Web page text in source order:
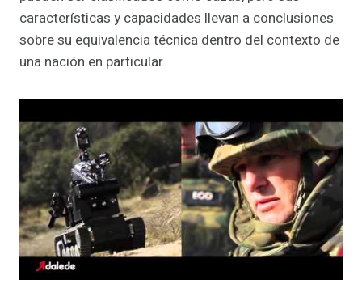
características y capacidades llevan a conclusiones
sobre su equivalencia técnica dentro del contexto de
una nación en particular.